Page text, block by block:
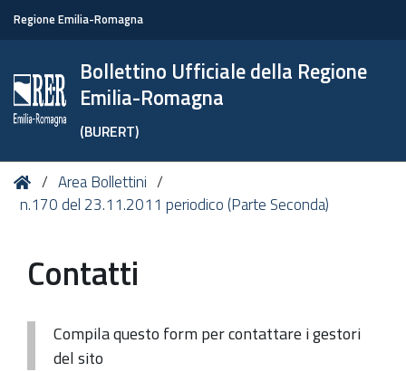
Regione Emilia-Romagna
Bollettino Ufficiale della Regione
Emilia-Romagna
(BURERT)
Tu
sei
HomeArea Bollettini
n.170 del 23.11.2011 periodico (Parte Seconda)
Contatti
Compila questo form per contattare i gestori
del sito